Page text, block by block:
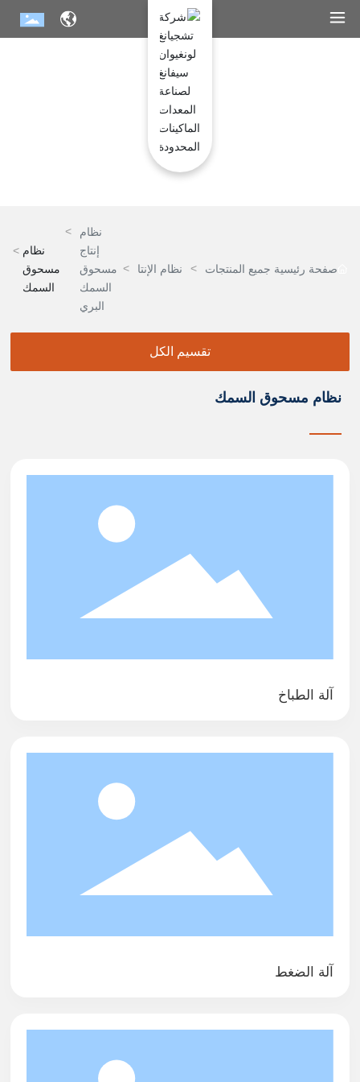
صفحة رئيسية جميع المنتجات
نظام الإنتا
نظام
إنتاج
مسحوق
السمك
البري
نظام
مسحوق
السمك
تقسيم الكل
نظام مسحوق السمك
آلة الطباخ
آلة الضغط